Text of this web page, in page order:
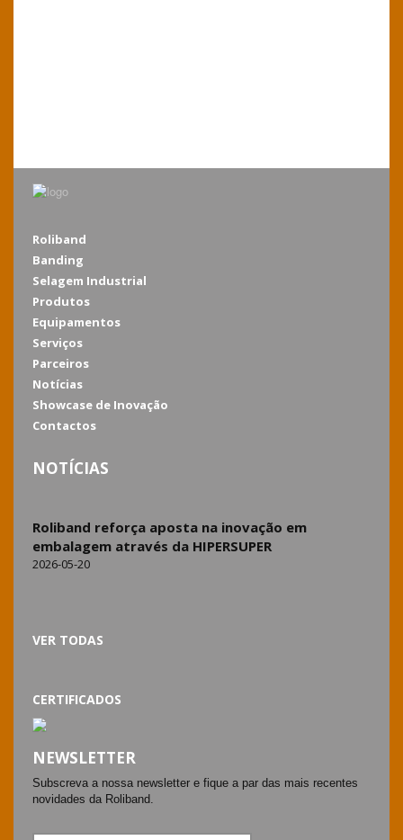
Roliband
Banding
Selagem Industrial
Produtos
Equipamentos
Serviços
Parceiros
Notícias
Showcase de Inovação
Contactos
NOTÍCIAS
Roliband reforça aposta na inovação em
embalagem através da HIPERSUPER
2026-05-20
VER TODAS
CERTIFICADOS
NEWSLETTER
Subscreva a nossa newsletter e fique a par das mais recentes
novidades da Roliband.